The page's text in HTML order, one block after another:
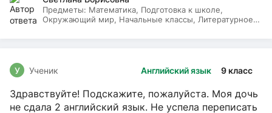
Предметы: Математика, Подготовка к школе,
Окружающий мир, Начальные классы, Литературное
Английский язык 9 класс
У Ученик
Здравствуйте! Подскажите, пожалуйста. Моя дочь
не сдала 2 английский язык. Не успела переписать